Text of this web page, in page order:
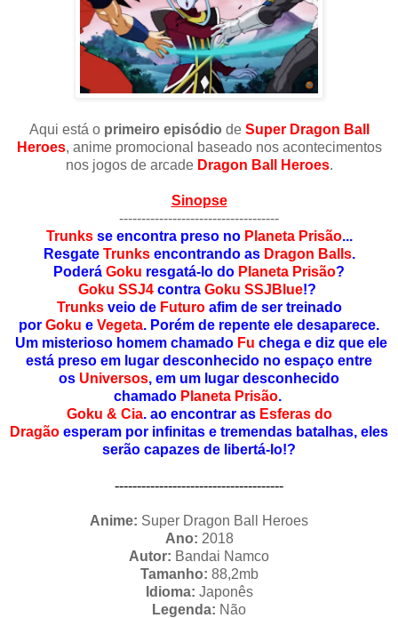
Aqui está o primeiro episódio de Super Dragon Ball
Heroes, anime promocional baseado nos acontecimentos
nos jogos de arcade Dragon Ball Heroes.
Sinopse
------------------------------------
Trunksse encontra preso no Planeta Prisão...
Resgate Trunksencontrando as Dragon Balls.
Poderá Goku resgatá-lo do Planeta Prisão?
Goku SSJ4 contra Goku SSJBlue!?
Trunksveio de Futuroafim de ser treinado
por Goku e Vegeta. Porém de repente ele desaparece.
Um misterioso homem chamado Fu chega e diz que ele
está preso em lugar desconhecido no espaço entre
os Universos, em um lugar desconhecido
chamado Planeta Prisão.
Goku & Cia. ao encontrar as Esferas do
Dragão esperam por infinitas e tremendas batalhas, eles
serão capazes de libertá-lo!?
--------------------------------------
Anime: Super Dragon Ball Heroes
Ano: 2018
Autor: Bandai Namco
Tamanho: 88,2mb
Idioma: Japonês
Legenda: Não